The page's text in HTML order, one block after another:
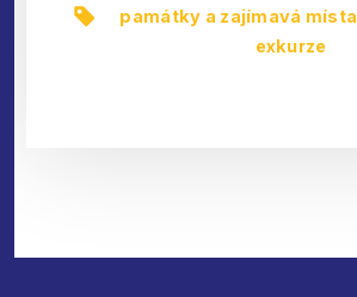
památky a zajímavá místa
exkurze